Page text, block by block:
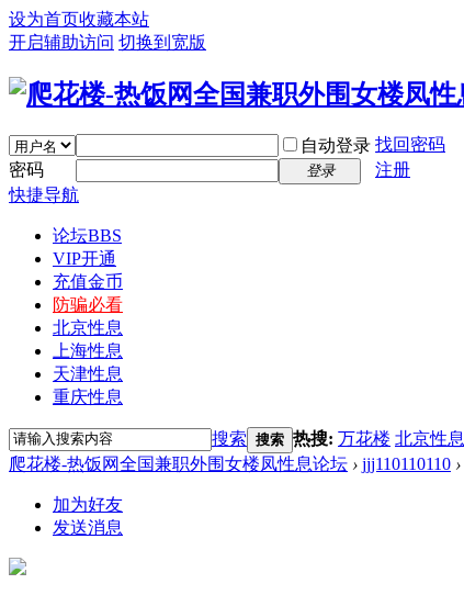
设为首页收藏本站
开启辅助访问 切换到宽版
自动登录 找回密码
密码
登录
注册
快捷导航
论坛BBS
VIP开通
充值金币
防骗必看
北京性息
上海性息
天津性息
重庆性息
搜索 搜索 热搜: 万花楼 北京性息
爬花楼-热饭网全国兼职外围女楼凤性息论坛 › jjj110110110 ›
加为好友
发送消息